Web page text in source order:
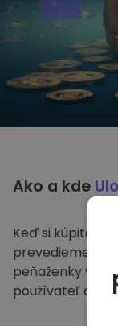
Ako a kde
Keď si kúpite na
prevedieme do
peňaženky v
používateľ